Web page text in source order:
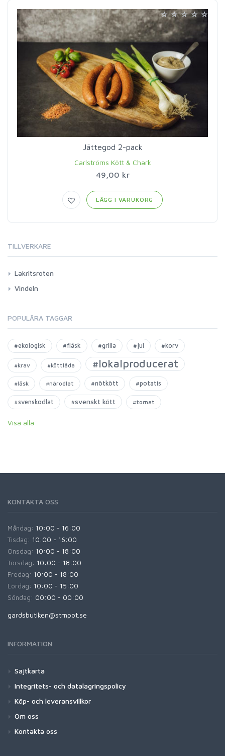
Jättegod 2-pack
Carlströms Kött & Chark
49,00 kr
LÄGG I VARUKORG
TILLVERKARE
Lakritsroten
Vindeln
POPULÄRA TAGGAR
#ekologisk #fläsk #grilla #jul #korv
#krav #köttlåda #lokalproducerat
#läsk #närodlat #nötkött #potatis
#svenskodlat #svenskt kött #tomat
Visa alla
KONTAKTA OSS
Måndag: 10:00 - 16:00
Tisdag: 10:00 - 16:00
Onsdag: 10:00 - 18:00
Torsdag: 10:00 - 18:00
Fredag: 10:00 - 18:00
Lördag: 10:00 - 15:00
Söndag: 00:00 - 00:00
gardsbutiken@stmpot.se
INFORMATION
Sajtkarta
Integritets- och datalagringspolicy
Köp- och leveransvillkor
Om oss
Kontakta oss